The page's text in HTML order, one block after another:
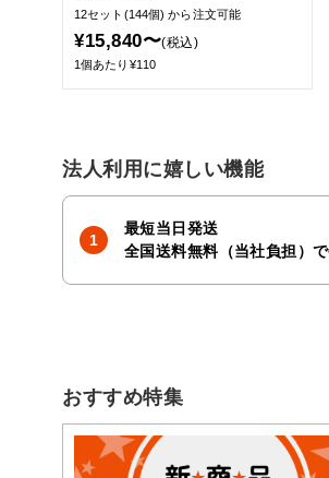
12セット(144個)から注文可能
¥15,840〜(税込)
1個あたり¥110
法人利用に嬉しい機能
最短当日発送
全国送料無料（当社負担）で
おすすめ特集